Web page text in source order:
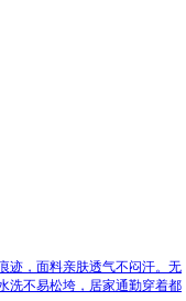
迹，面料亲肤透气不闷汗。无
洗不易松垮，居家通勤穿着都